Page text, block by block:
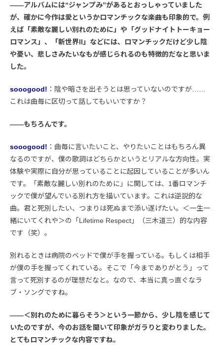
――アルバムには“ジャンプみ”があるとおっしゃっていました
が、確かに今作は愛というかロマンチックな楽曲も印象的で。例
えば「素敵な麗しい別れのために」や「グッドナイトトーキョー
ロマンス」、「新世界II」などには、ロマンチックだけど少し陰
や憂い、悲しさみたいなもが感じられるのも特徴的だなと思いま
した。
sooogood! ：陰や暗さを出そうとは思っていないのですが……
これは曲毎に区切って話してもいいですか？
――もちろんです。
sooogood! ：曲毎に言いたいこと、やりたいことはもちろん異
なるのですが、僕の歌詞はどちらかというとリアルな方向性。実
体験や実際に自分が思っていることに起因していることが多いん
です。「素敵な麗しい別れのために」に関しては、1番ロマンチ
ックで僕が望んでいる別れ方を描いています。これは逆説的な
曲。君と死別したい、つまりは死ぬまで添い遂げたい。＜一生一
緒にいてくれや＞の「Lifetime Respect」（三木道三）的な内容
です（笑）。
別れるときは病院のベッドで僕が手を握っている。もしくは相手
が僕の手を握ってくれている。そこで「今までありがとう」って
言って死別するのが理想だなと。なので、本当に真っ直ぐなラ
ブ・ソングですね。
――＜別れのために暮らそう＞という一節から、少し陰を感じて
いたのですが、今のお話を聞いて印象がガラりと変わりました。
とてもロマンチックな内容ですね。